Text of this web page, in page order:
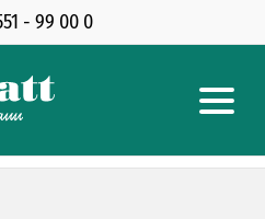
- 99 00 0